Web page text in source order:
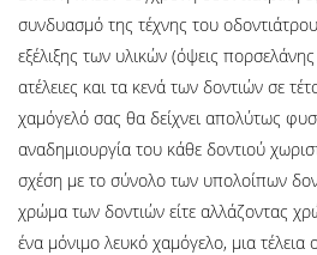
συνδυασμό της τέχνης του
εξέλιξης των υλικών (όψεις
ατέλειες και τα κενά των δοντιών σε
χαμόγελό σας θα δείχνει απολύτως
αναδημιουργία του κάθε δοντιού
σχέση με το σύνολο των υπολοίπων
χρώμα των δοντιών είτε αλλάζοντας
ένα μόνιμο λευκό χαμόγελο, μια τέλεια